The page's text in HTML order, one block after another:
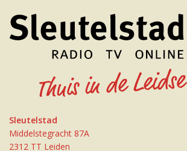
Sleutelstad
Middelstegracht 87A
2312 TT Leiden